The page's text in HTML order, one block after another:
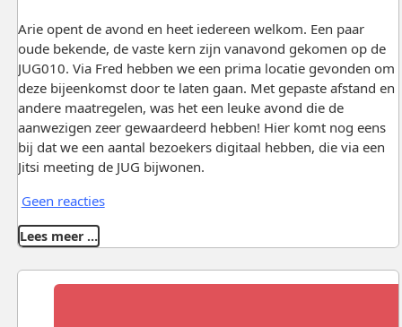
Arie opent de avond en heet iedereen welkom. Een paar
oude bekende, de vaste kern zijn vanavond gekomen op de
JUG010. Via Fred hebben we een prima locatie gevonden om
deze bijeenkomst door te laten gaan. Met gepaste afstand en
andere maatregelen, was het een leuke avond die de
aanwezigen zeer gewaardeerd hebben! Hier komt nog eens
bij dat we een aantal bezoekers digitaal hebben, die via een
Jitsi meeting de JUG bijwonen.
Geen reacties
Lees meer …